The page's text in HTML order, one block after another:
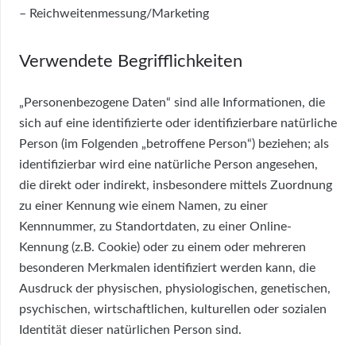
– Reichweitenmessung/Marketing
Verwendete Begrifflichkeiten
„Personenbezogene Daten“ sind alle Informationen, die
sich auf eine identifizierte oder identifizierbare natürliche
Person (im Folgenden „betroffene Person“) beziehen; als
identifizierbar wird eine natürliche Person angesehen,
die direkt oder indirekt, insbesondere mittels Zuordnung
zu einer Kennung wie einem Namen, zu einer
Kennnummer, zu Standortdaten, zu einer Online-
Kennung (z.B. Cookie) oder zu einem oder mehreren
besonderen Merkmalen identifiziert werden kann, die
Ausdruck der physischen, physiologischen, genetischen,
psychischen, wirtschaftlichen, kulturellen oder sozialen
Identität dieser natürlichen Person sind.